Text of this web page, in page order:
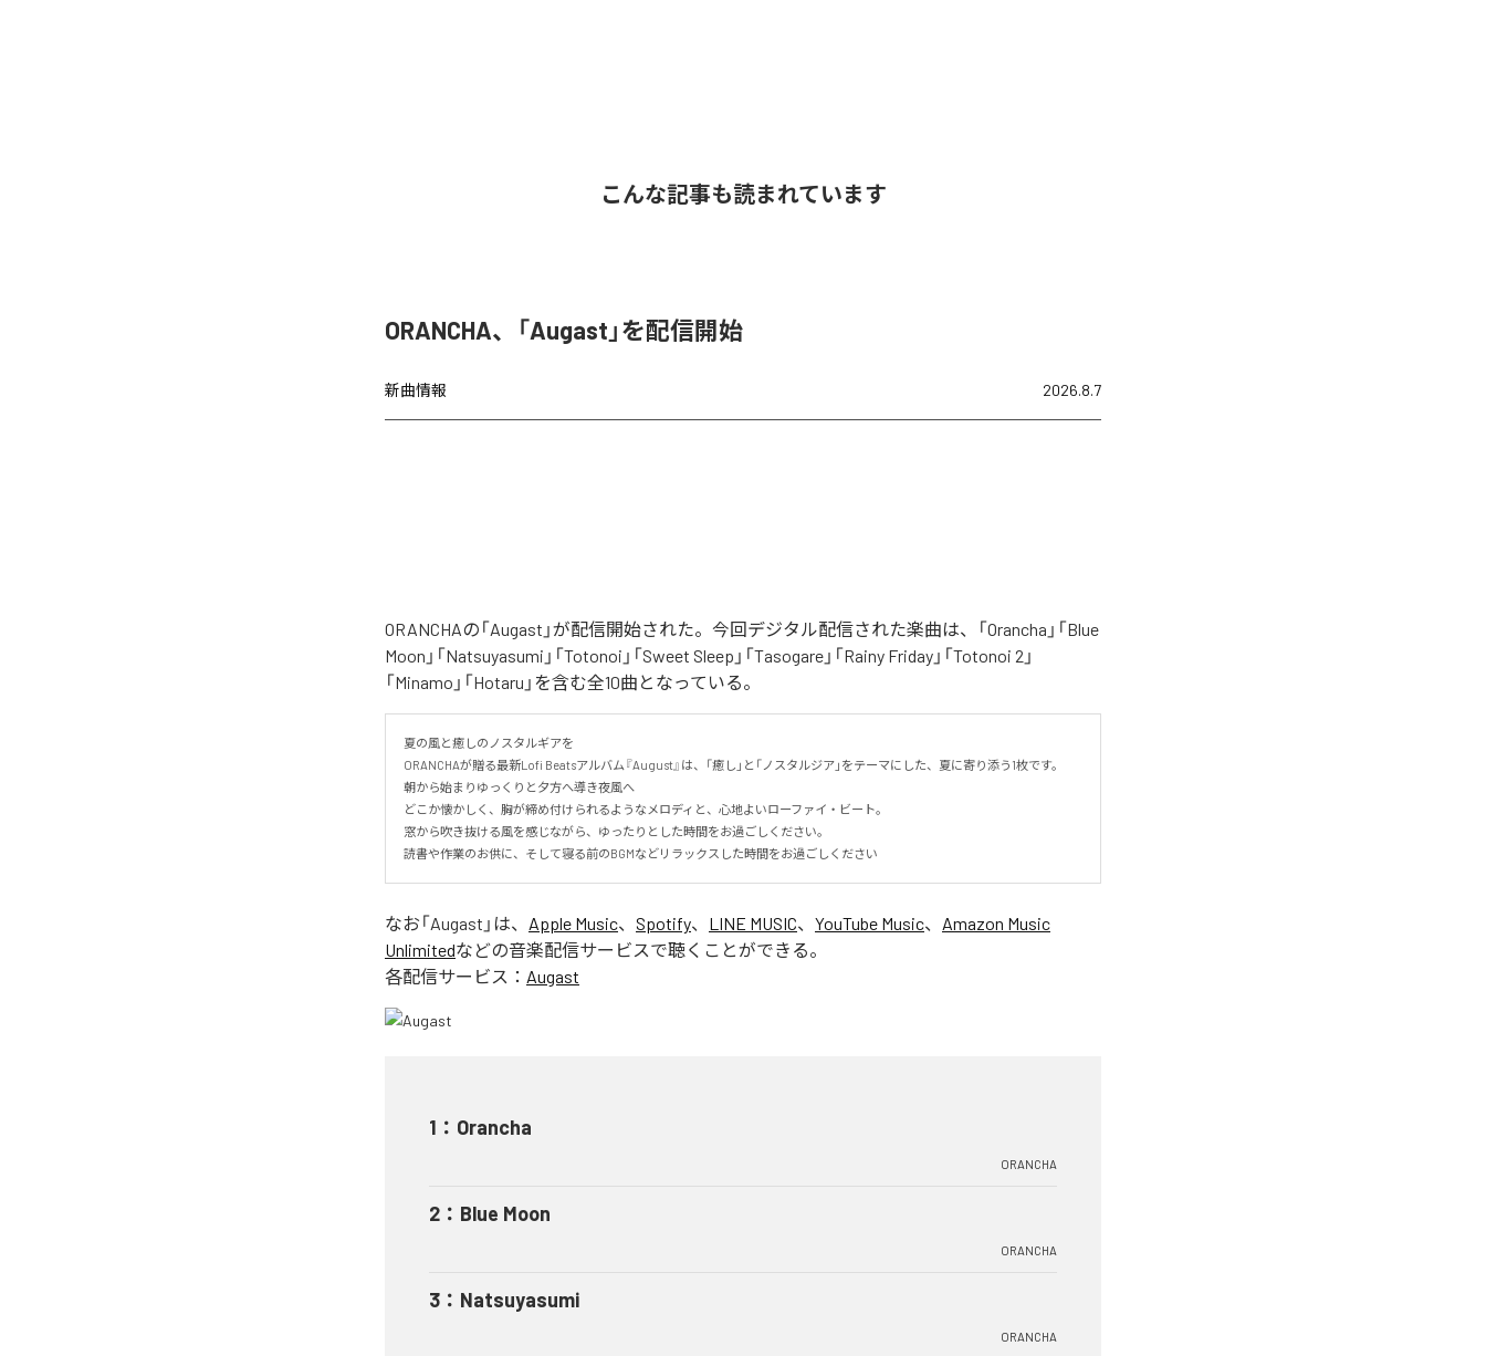
こんな記事も読まれています
ORANCHA、「Augast」を配信開始
新曲情報 2026.8.7
ORANCHAの「Augast」が配信開始された。今回デジタル配信された楽曲は、「Orancha」「Blue
Moon」「Natsuyasumi」「Totonoi」「Sweet Sleep」「Tasogare」「Rainy Friday」「Totonoi 2」
「Minamo」「Hotaru」を含む全10曲となっている。
夏の風と癒しのノスタルギアを
ORANCHAが贈る最新Lofi Beatsアルバム『August』は、「癒し」と「ノスタルジア」をテーマにした、夏に寄り添う1枚です。
朝から始まりゆっくりと夕方へ導き夜風へ
どこか懐かしく、胸が締め付けられるようなメロディと、心地よいローファイ・ビート。
窓から吹き抜ける風を感じながら、ゆったりとした時間をお過ごしください。
読書や作業のお供に、そして寝る前のBGMなどリラックスした時間をお過ごしください
なお「Augast 」は、 Apple Music、 Spotify、 LINE MUSIC、 YouTube Music、 Amazon Music
Unlimitedなどの音楽配信サービスで聴くことができる。
各配信サービス： Augast
1 ： Orancha
ORANCHA
2 ： Blue Moon
ORANCHA
3 ： Natsuyasumi
ORANCHA